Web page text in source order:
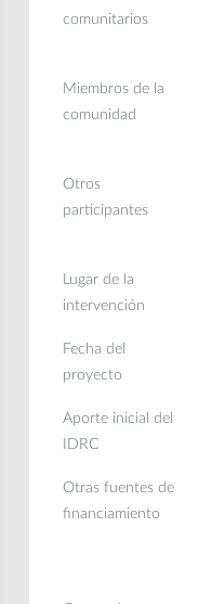
comunitarios
Miembros de la
comunidad
Otros
participantes
Lugar de la
intervención
Fecha del
proyecto
Aporte inicial del
IDRC
Otras fuentes de
financiamiento